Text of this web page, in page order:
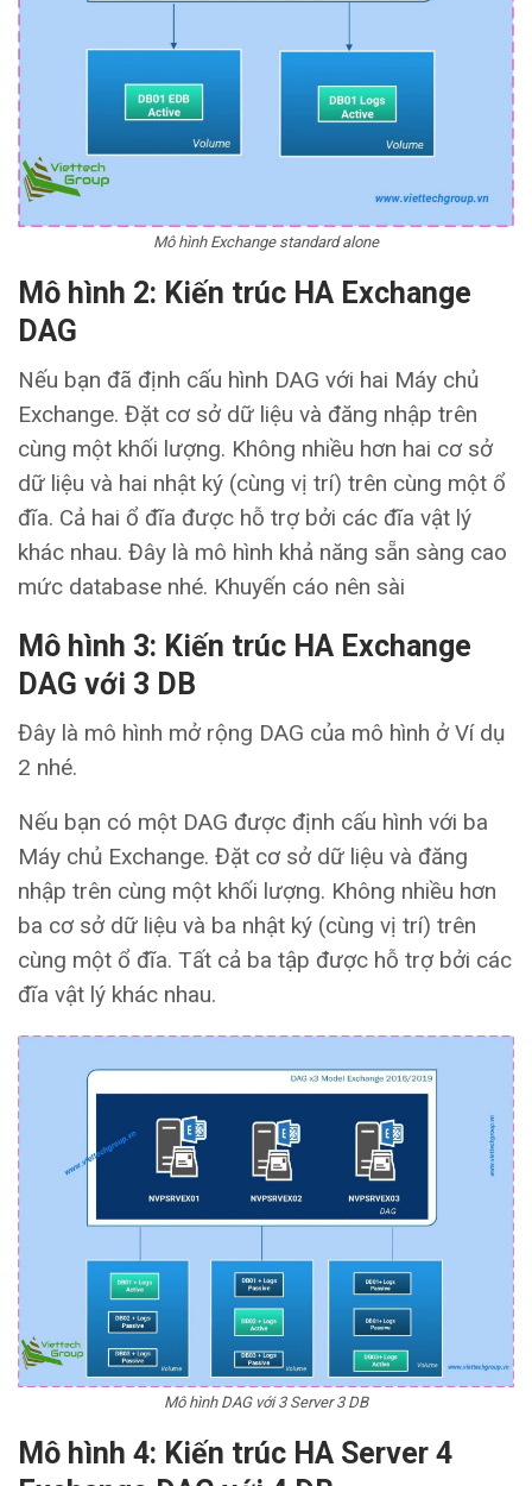
Mô hình Exchange standard alone
Mô hình 2: Kiến trúc HA Exchange
DAG
Nếu bạn đã định cấu hình DAG với hai Máy chủ
Exchange. Đặt cơ sở dữ liệu và đăng nhập trên
cùng một khối lượng. Không nhiều hơn hai cơ sở
dữ liệu và hai nhật ký (cùng vị trí) trên cùng một ổ
đĩa. Cả hai ổ đĩa được hỗ trợ bởi các đĩa vật lý
khác nhau. Đây là mô hình khả năng sẵn sàng cao
mức database nhé. Khuyến cáo nên sài
Mô hình 3: Kiến trúc HA Exchange
DAG với 3 DB
Đây là mô hình mở rộng DAG của mô hình ở Ví dụ
2 nhé.
Nếu bạn có một DAG được định cấu hình với ba
Máy chủ Exchange. Đặt cơ sở dữ liệu và đăng
nhập trên cùng một khối lượng. Không nhiều hơn
ba cơ sở dữ liệu và ba nhật ký (cùng vị trí) trên
cùng một ổ đĩa. Tất cả ba tập được hỗ trợ bởi các
đĩa vật lý khác nhau.
Mô hình DAG với 3 Server 3 DB
Mô hình 4: Kiến trúc HA Server 4